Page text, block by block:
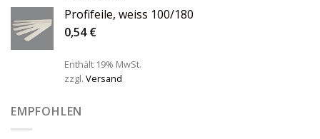
Profifeile, weiss 100/180
0,54€
Enthält 19% MwSt.
zzgl. Versand
EMPFOHLEN